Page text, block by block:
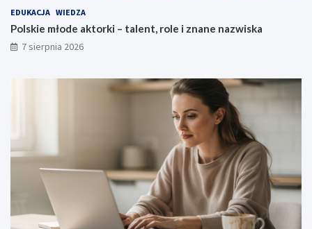
EDUKACJA WIEDZA
Polskie młode aktorki – talent, role i znane nazwiska
7 sierpnia 2026